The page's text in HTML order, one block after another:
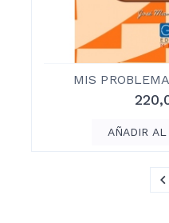
MIS
AÑADIR AL